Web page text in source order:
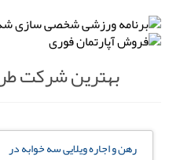
بهترین شرکت
رهن و اجاره ویلایی سه خوابه در